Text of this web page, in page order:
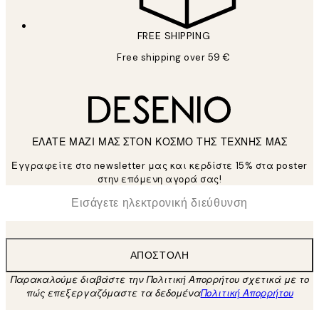
FREE SHIPPING
Free shipping over 59 €
ΕΛΑΤΕ ΜΑΖΙ ΜΑΣ ΣΤΟΝ ΚΟΣΜΟ ΤΗΣ ΤΕΧΝΗΣ ΜΑΣ
Εγγραφείτε στο newsletter μας και κερδίστε 15% στα poster
στην επόμενη αγορά σας!
Ηλεκτρονική Διεύθυνση
ΑΠΟΣΤΟΛΉ
Παρακαλούμε διαβάστε την Πολιτική Απορρήτου σχετικά με το
πώς επεξεργαζόμαστε τα δεδομέναΠολιτική Απορρήτου